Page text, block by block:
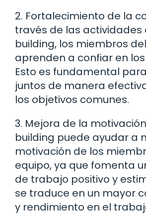
2. Fortalecimiento de la
través de las actividades
building, los miembros
aprenden a confiar en
Esto es fundamental
juntos de manera
los objetivos comunes.
3. Mejora de la
building puede ayudar a
motivación de los
equipo, ya que fomenta
de trabajo positivo y
se traduce en un mayor
y rendimiento en el